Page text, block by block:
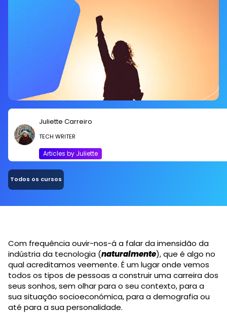
Juliette Carreiro
TECH WRITER
Articles by Juliette
Todos os cursos
Com frequência ouvir-nos-á a falar da imensidão da
indústria da tecnologia (naturalmente), que é algo no
qual acreditamos veemente. É um lugar onde vemos
todos os tipos de pessoas a construir uma carreira dos
seus sonhos, sem olhar para o seu contexto, para a
sua situação socioeconómica, para a demografia ou
até para a sua personalidade.